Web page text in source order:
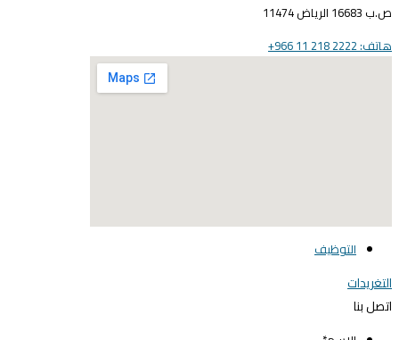
الرياض 11474
2222 218 11 966+
elegant media icon
التوظيف
بنا